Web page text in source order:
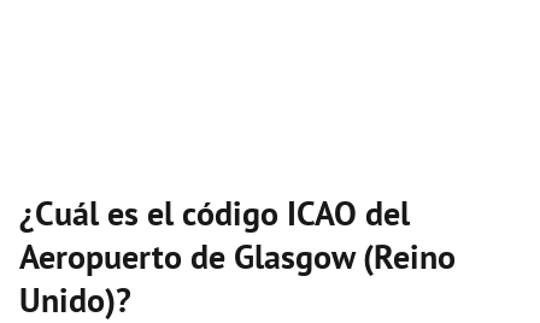
¿Cuál es el código ICAO del
Aeropuerto de Glasgow (Reino
Unido)?